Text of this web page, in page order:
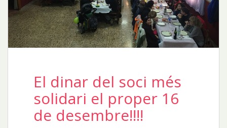
El dinar del soci més
solidari el proper 16
de desembre!!!!